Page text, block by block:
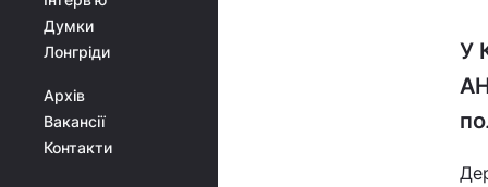
Думки
Лонгріди
Архів
Вакансії
Контакти
У